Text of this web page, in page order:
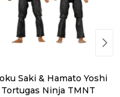
Saki & Hamato Yoshi
Tortugas Ninja TMNT